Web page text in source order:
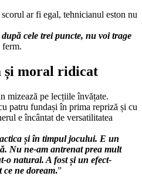
ar fi egal, tehnicianul eston nu
cele trei puncte, nu voi trage
ferm.
și moral ridicat
mizează pe lecțiile învățate.
patru fundași în prima repriză și cu
e încântat de versatilitatea
și în timpul jocului. E un
Nu ne-am antrenat prea mult
o natural. A fost și un efect-
ce ne doream.”